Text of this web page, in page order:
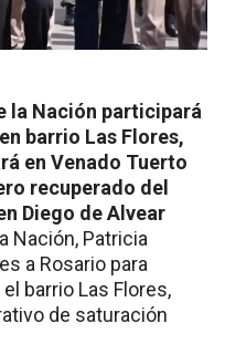
la Nación participará
barrio Las Flores,
en Venado Tuerto
recuperado del
Diego de Alvear
Nación, Patricia
a Rosario para
barrio Las Flores,
de saturación